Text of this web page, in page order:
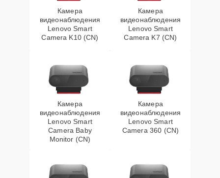
Камера
видеонаблюдения
Lenovo Smart
Camera K10 (CN)
Камера
видеонаблюдения
Lenovo Smart
Camera K7 (CN)
Камера
видеонаблюдения
Lenovo Smart
Camera Baby
Monitor (CN)
Камера
видеонаблюдения
Lenovo Smart
Camera 360 (CN)